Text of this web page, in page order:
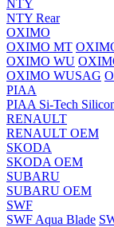
NTY
NTY Rear
OXIMO
OXIMO MT
OXIMO WU
OXIMO WUSAG
PIAA
PIAA Si-Tech
RENAULT
RENAULT OEM
SKODA
SKODA OEM
SUBARU
SUBARU OEM
SWF
SWF Aqua Blade